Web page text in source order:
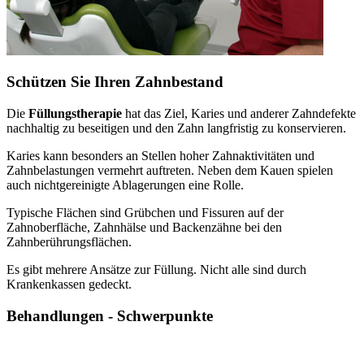
Schützen Sie Ihren Zahnbestand
Die Füllungstherapie hat das Ziel, Karies und anderer Zahndefekte
nachhaltig zu beseitigen und den Zahn langfristig zu konservieren.
Karies kann besonders an Stellen hoher Zahnaktivitäten und
Zahnbelastungen vermehrt auftreten. Neben dem Kauen spielen
auch nichtgereinigte Ablagerungen eine Rolle.
Typische Flächen sind Grübchen und Fissuren auf der
Zahnoberfläche, Zahnhälse und Backenzähne bei den
Zahnberührungsflächen.
Es gibt mehrere Ansätze zur Füllung. Nicht alle sind durch
Krankenkassen gedeckt.
Behandlungen - Schwerpunkte